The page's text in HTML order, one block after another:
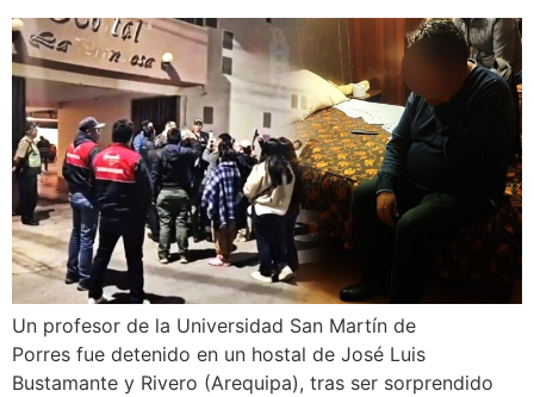
Un profesor de la Universidad San Martín de
Porres fue detenido en un hostal de José Luis
Bustamante y Rivero (Arequipa), tras ser sorprendido